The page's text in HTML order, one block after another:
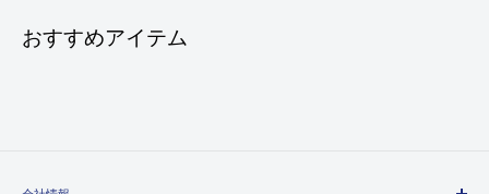
おすすめアイテム